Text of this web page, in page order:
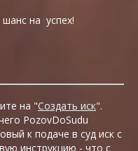
на успех!
на "Создать иск".
PozovDoSudu
к подаче в суд иск с
инструкцию - что с